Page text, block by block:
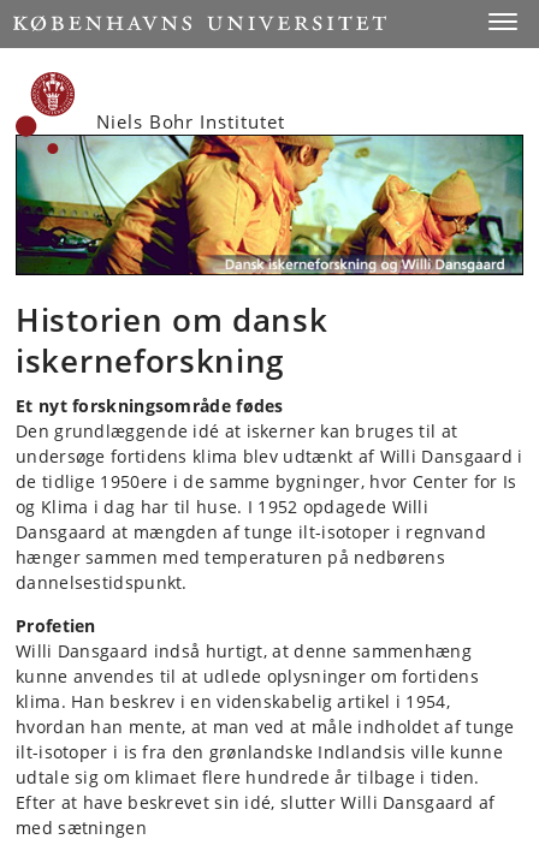
Start
Niels Bohr Institutet
Historien om dansk
iskerneforskning
Et nyt forskningsområde fødes
Den grundlæggende idé at iskerner kan bruges til at
undersøge fortidens klima blev udtænkt af Willi Dansgaard i
de tidlige 1950ere i de samme bygninger, hvor Center for Is
og Klima i dag har til huse. I 1952 opdagede Willi
Dansgaard at mængden af tunge ilt-isotoper i regnvand
hænger sammen med temperaturen på nedbørens
dannelsestidspunkt.
Profetien
Willi Dansgaard indså hurtigt, at denne sammenhæng
kunne anvendes til at udlede oplysninger om fortidens
klima. Han beskrev i en videnskabelig artikel i 1954,
hvordan han mente, at man ved at måle indholdet af tunge
ilt-isotoper i is fra den grønlandske Indlandsis ville kunne
udtale sig om klimaet flere hundrede år tilbage i tiden.
Efter at have beskrevet sin idé, slutter Willi Dansgaard af
med sætningen